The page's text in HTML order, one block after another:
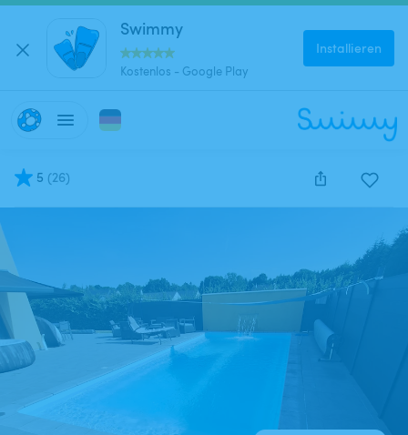
Swimmy
Kostenlos - Google Play
Installieren
5 (26)